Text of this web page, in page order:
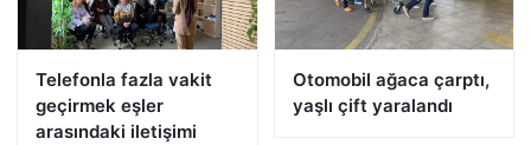
Telefonla fazla vakit
geçirmek eşler
arasındaki iletişimi
Otomobil ağaca çarptı,
yaşlı çift yaralandı